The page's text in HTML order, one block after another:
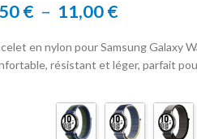
€ – 11,00€
en nylon pour Samsung Galaxy
résistant et léger, parfait